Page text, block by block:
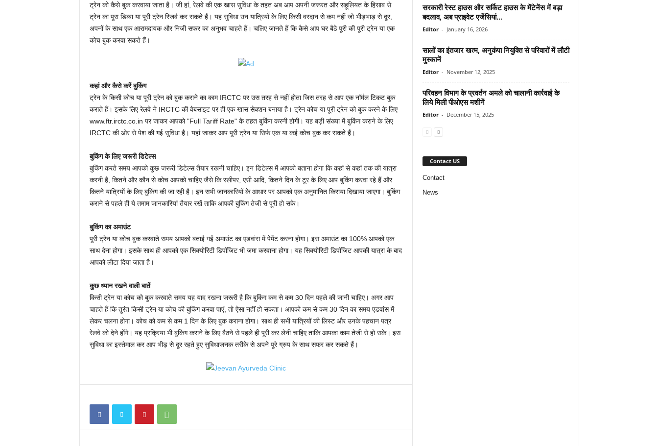
r
t
l
ट्रेन को कैसे बुक करवाया जाता है। जी हां, रेलवे की एक खास सुविधा के तहत अब आप अपनी जरूरत और सहूलियत के हिसाब से
ट्रेन का पूरा डिब्बा या पूरी ट्रेन रिजर्व कर सकते हैं। यह सुविधा उन यात्रियों के लिए किसी वरदान से कम नहीं जो भीड़भाड़ से दूर,
अपनों के साथ एक आरामदायक और निजी सफर का अनुभव चाहते हैं। चलिए जानते हैं कि कैसे आप घर बैठे पूरी की पूरी ट्रेन या एक
कोच बुक करवा सकते हैं।
कहां और कैसे करें बुकिंग
ट्रेन के किसी कोच या पूरी ट्रेन को बुक कराने का काम IRCTC पर उस तरह से नहीं होता जिस तरह से आप एक नॉर्मल टिकट बुक
कराते हैं। इसके लिए रेलवे ने IRCTC की वेबसाइट पर ही एक खास सेक्शन बनाया है। ट्रेन कोच या पूरी ट्रेन को बुक करने के लिए
www.ftr.irctc.co.in पर जाकर आपको "Full Tariff Rate" के तहत बुकिंग करनी होगी। यह बड़ी संख्या में बुकिंग कराने के लिए
IRCTC की ओर से पेश की गई सुविधा है। यहां जाकर आप पूरी ट्रेन या सिर्फ एक या कई कोच बुक कर सकते हैं।
बुकिंग के लिए जरूरी डिटेल्स
बुकिंग करते समय आपको कुछ जरूरी डिटेल्स तैयार रखनी चाहिए। इन डिटेल्स में आपको बताना होगा कि कहां से कहां तक की यात्रा
करनी है, कितने और कौन से कोच आपको चाहिए जैसे कि स्लीपर, एसी आदि, कितने दिन के टूर के लिए आप बुकिंग करवा रहे हैं और
कितने यात्रियों के लिए बुकिंग की जा रही है। इन सभी जानकारियों के आधार पर आपको एक अनुमानित किराया दिखाया जाएगा। बुकिंग
कराने से पहले ही ये तमाम जानकारियां तैयार रखें ताकि आपकी बुकिंग तेजी से पूरी हो सके।
बुकिंग का अमाउंट
पूरी ट्रेन या कोच बुक करवाते समय आपको बताई गई अमाउंट का एडवांस में पेमेंट करना होगा। इस अमाउंट का 100% आपको एक
साथ देना होगा। इसके साथ ही आपको एक सिक्योरिटी डिपॉजिट भी जमा करवाना होगा। यह सिक्योरिटी डिपॉजिट आपकी यात्रा के बाद
आपको लौटा दिया जाता है।
कुछ ध्यान रखने वाली बातें
किसी ट्रेन या कोच को बुक करवाते समय यह याद रखना जरूरी है कि बुकिंग कम से कम 30 दिन पहले की जानी चाहिए। अगर आप
चाहते हैं कि तुरंत किसी ट्रेन या कोच की बुकिंग करवा पाएं, तो ऐसा नहीं हो सकता। आपको कम से कम 30 दिन का समय एडवांस में
लेकर चलना होगा। कोच को कम से कम 1 दिन के लिए बुक कराना होगा। साथ ही सभी यात्रियों की लिस्ट और उनके पहचान पत्र
रेलवे को देने होंगे। यह प्रक्रिया भी बुकिंग कराने के लिए बैठने से पहले ही पूरी कर लेनी चाहिए ताकि आपका काम तेजी से हो सके। इस
सुविधा का इस्तेमाल कर आप भीड़ से दूर रहते हुए सुविधाजनक तरीके से अपने पूरे ग्रुप के साथ सफर कर सकते हैं।
सरकारी रेस्ट हाउस और सर्किट हाउस के मेंटेनेंस में बड़ा
बदलाव, अब प्राइवेट एजेंसियां...
Editor - January 16, 2026
सालों का इंतजार खत्म, अनुकंपा नियुक्ति से परिवारों में लौटी
मुस्कानें
Editor - November 12, 2025
परिवहन विभाग के प्रवर्तन अमले को चालानी कार्रवाई के
लिये मिली पीओएस मशीनें
Editor - December 15, 2025
Contact US
Contact
News